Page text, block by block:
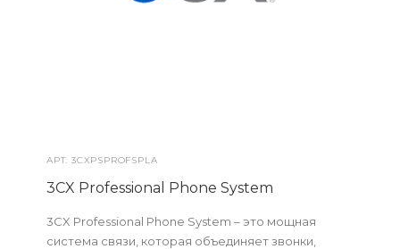
АРТ.3CXPSPROFSPLA
3CX Professional Phone System
3CX Professional Phone System – это мощная
система связи, которая объединяет звонки,